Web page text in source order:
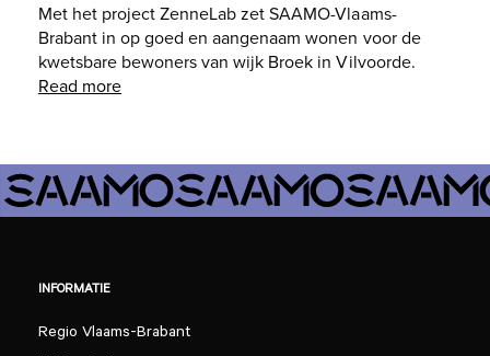
Met het project ZenneLab zet SAAMO-Vlaams-
Brabant in op goed en aangenaam wonen voor de
kwetsbare bewoners van wijk Broek in Vilvoorde.
Read more
INFORMATIE
Regio Vlaams-Brabant